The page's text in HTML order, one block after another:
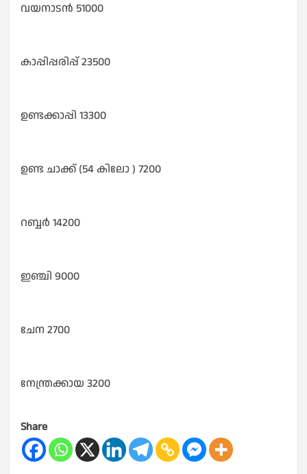
വയനാടൻ 51000
കാപ്പിപ്പരിപ്പ് 23500
ഉണ്ടക്കാപ്പി 13300
ഉണ്ട ചാക്ക് (54 കിലോ ) 7200
റബ്ബർ 14200
ഇഞ്ചി 9000
ചേന 2700
നേന്ത്രക്കായ 3200
Share